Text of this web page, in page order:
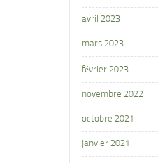
avril 2023
mars 2023
février 2023
novembre 2022
octobre 2021
janvier 2021